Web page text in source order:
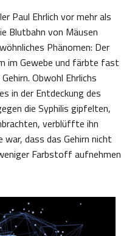
Paul Ehrlich vor mehr als
Blutbahn von Mäusen
Phänomen: Der
im Gewebe und färbte fast
Obwohl Ehrlichs
in der Entdeckung des
die Syphilis gipfelten,
verblüffte ihn
war, dass das Gehirn nicht
Farbstoff aufnehmen